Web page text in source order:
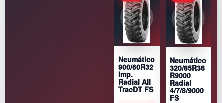
Neumático
900/60R32
Imp.
Radial All
TracDT FS
Neumático
320/85R36
R9000
Radial
4/7/8/9000
FS